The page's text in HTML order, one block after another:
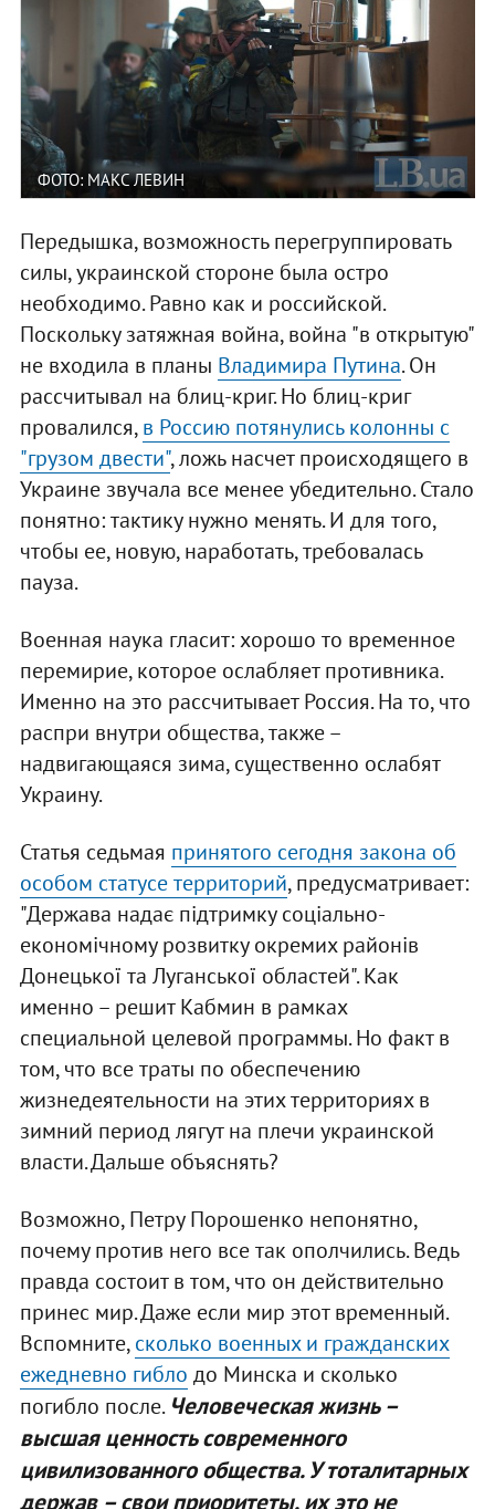
ФОТО: МАКС ЛЕВИН
Передышка, возможность перегруппировать
силы, украинской стороне была остро
необходимо. Равно как и российской.
Поскольку затяжная война, война "в открытую"
не входила в планы Владимира Путина. Он
рассчитывал на блиц-криг. Но блиц-криг
провалился,в Россию потянулись колонны с
"грузом двести", ложь насчет происходящего в
Украине звучала все менее убедительно. Стало
понятно: тактику нужно менять. И для того,
чтобы ее, новую, наработать, требовалась
пауза.
Военная наука гласит: хорошо то временное
перемирие, которое ослабляет противника.
Именно на это рассчитывает Россия. На то, что
распри внутри общества, также –
надвигающаяся зима, существенно ослабят
Украину.
Статья седьмая принятого сегодня закона об
особом статусе территорий, предусматривает:
"Держава надає підтримку соціально-
економічному розвитку окремих районів
Донецької та Луганської областей". Как
именно – решит Кабмин в рамках
специальной целевой программы. Но факт в
том, что все траты по обеспечению
жизнедеятельности на этих территориях в
зимний период лягут на плечи украинской
власти. Дальше объяснять?
Возможно, Петру Порошенко непонятно,
почему против него все так ополчились. Ведь
правда состоит в том, что он действительно
принес мир. Даже если мир этот временный.
Вспомните,сколько военных и гражданских
ежедневно гибло до Минска и сколько
погибло после. Человеческая жизнь –
высшая ценность современного
цивилизованного общества. У тоталитарных
держав – свои приоритеты, их это не